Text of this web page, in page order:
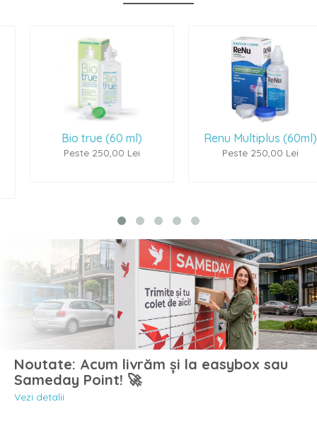
Bio true (60 ml)
Peste 250,00 Lei
Renu Multiplus (60ml)
Peste 250,00 Lei
Noutate: Acum livrăm și la easybox sau
Sameday Point! 🚀
Vezi detalii